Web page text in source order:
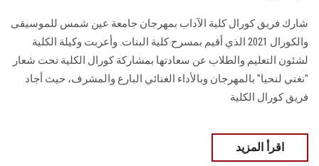
شارك فريق كورال كلية الآداب بمهرجان جامعة عين شمس للموسيقى
والكورال 2021 الذي أقيم بمسرح كلية البنات. وأعربت وكيلة الكلية
لشئون التعليم والطلاب عن سعادتها بمشاركة كورال الكلية تحت شعار
"نغني لنحيا" بالمهرجان وبالأداء الغنائي البارع والمشرف، حيث أجاد
فريق كورال الكلية
اقرأ المزيد